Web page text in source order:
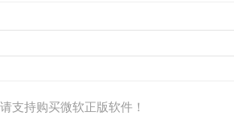
支持购买微软正版软件！